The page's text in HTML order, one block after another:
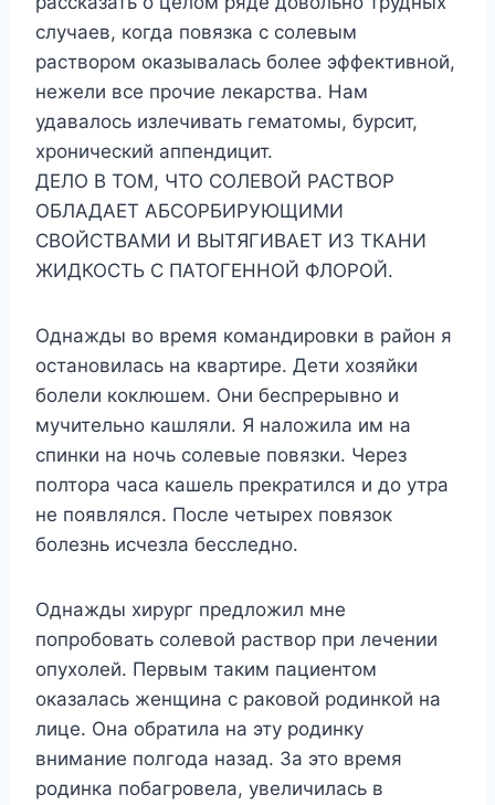
случаев, когда повязка с солевым
раствором оказывалась более эффективной,
нежели все прочие лекарства. Нам
удавалось излечивать гематомы, бурсит,
хронический аппендицит.
ДЕЛО В ТОМ, ЧТО СОЛЕВОЙ РАСТВОР
ОБЛАДАЕТ АБСОРБИРУЮЩИМИ
СВОЙСТВАМИ И ВЫТЯГИВАЕТ ИЗ ТКАНИ
ЖИДКОСТЬ С ПАТОГЕННОЙ ФЛОРОЙ.
Однажды во время командировки в район я
остановилась на квартире. Дети хозяйки
болели коклюшем. Они беспрерывно и
мучительно кашляли. Я наложила им на
спинки на ночь солевые повязки. Через
полтора часа кашель прекратился и до утра
не появлялся. После четырех повязок
болезнь исчезла бесследно.
Однажды хирург предложил мне
попробовать солевой раствор при лечении
опухолей. Первым таким пациентом
оказалась женщина с раковой родинкой на
лице. Она обратила на эту родинку
внимание полгода назад. За это время
родинка побагровела, увеличилась в